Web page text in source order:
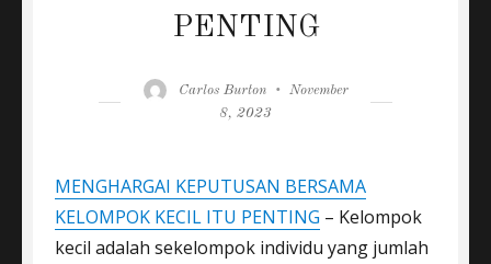
PENTING
Author
Carlos Burton
Posted
November
8, 2023
MENGHARGAI KEPUTUSAN BERSAMA
KELOMPOK KECIL ITU PENTING – Kelompok
kecil adalah sekelompok individu yang jumlah